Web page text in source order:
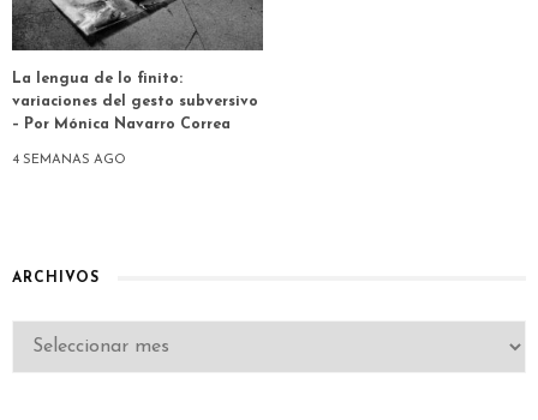
La lengua de lo finito:
variaciones del gesto subversivo
– Por Mónica Navarro Correa
4 SEMANAS AGO
ARCHIVOS